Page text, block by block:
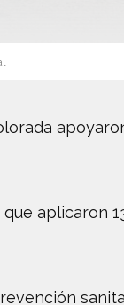
aplicaron